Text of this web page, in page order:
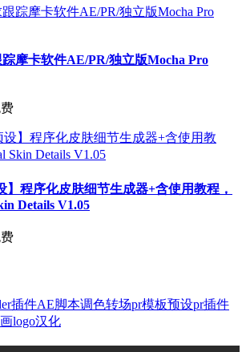
摩卡软件AE/PR/独立版Mocha Pro
】程序化皮肤细节生成器+含使用教程，
Details V1.05
插件AE脚本调色转场pr模板预设pr插件
logo汉化